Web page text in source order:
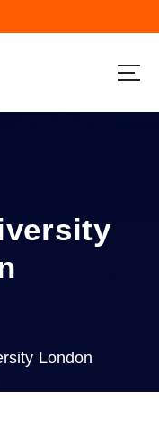
London